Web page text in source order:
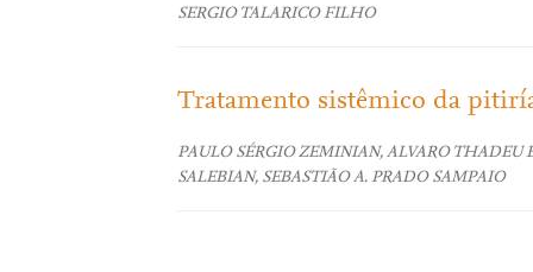
SERGIO TALARICO FILHO
Tratamento sistêmico da
PAULO SÉRGIO ZEMINIAN, ALVARO THADEU
SALEBIAN, SEBASTIÃO A. PRADO SAMPAIO